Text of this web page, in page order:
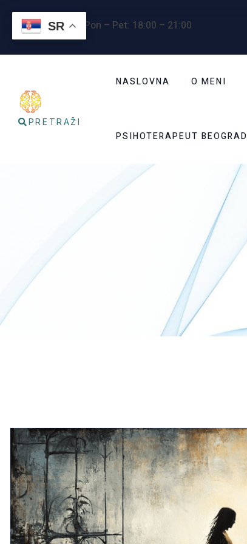
Radno vreme : Pon – Pet: 18:00 – 21:00
PRETRAŽI
NASLOVNA O MENI
PSIHOTERAPEUT BEOGRAD
SR